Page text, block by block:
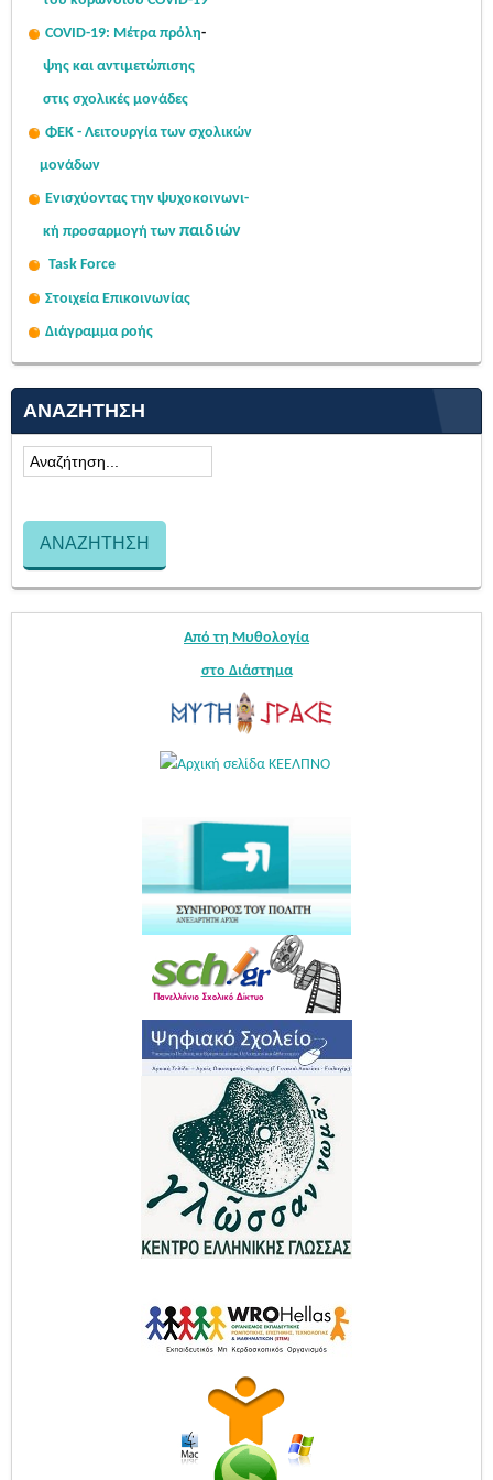
COVID-19: Μέτρα πρόλη-
ψης και αντιμετώπισης
στις σχολικές μονάδες
ΦΕΚ - Λειτουργία των σχολικών
μονάδων
Ενισχύοντας την ψυχοκοινωνι-
κή προσαρμογή των παιδιών
Task Force
Στοιχεία Επικοινωνίας
Διάγραμμα ροής
ΑΝΑΖΉΤΗΣΗ
Από τη Μυθολογία
στο Διάστημα